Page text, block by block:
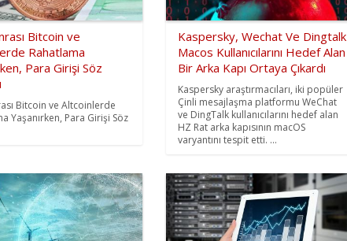
Bitcoin ve
Rahatlama
Para Girişi Söz
Bitcoin ve Altcoinlerde
Yaşanırken, Para Girişi Söz
Kaspersky, Wechat Ve Dingtalk
Macos Kullanıcılarını Hedef Alan
Bir Arka Kapı Ortaya Çıkardı
Kaspersky araştırmacıları, iki popüler
Çinli mesajlaşma platformu WeChat
ve DingTalk kullanıcılarını hedef alan
HZ Rat arka kapısının macOS
varyantını tespit etti. ...